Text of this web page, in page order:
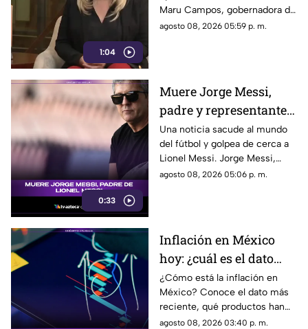
1:04
la libertad de expresión
Maru Campos, gobernadora de
Chihuahua, quien habló sobre
convertirse en una forma de
censura impulsada desde el
Gobierno Federal.
agosto 08, 2026 05:59 p. m.
0:33
Muere Jorge Messi,
padre y representante
de Lionel Messi
Una noticia sacude al mundo
del fútbol y golpea de cerca a
Lionel Messi. Jorge Messi,
padre y representante del astro
agosto 08, 2026 05:06 p. m.
Inflación en México
hoy: ¿cuál es el dato
actual?
¿Cómo está la inflación en
México? Conoce el dato más
reciente, qué productos han
subido de precio y cómo
agosto 08, 2026 03:40 p. m.